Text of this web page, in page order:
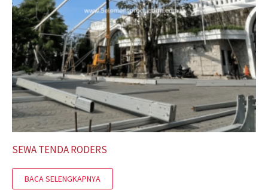
SEWA TENDA RODERS
BACA SELENGKAPNYA